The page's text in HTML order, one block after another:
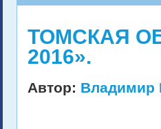
ТОМСКАЯ
2016».
Автор: Владимир